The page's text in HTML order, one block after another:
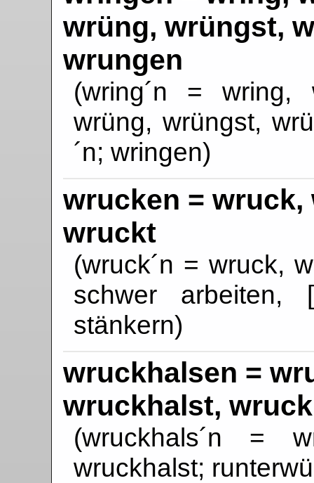
wrüng, wrüngst,
wrungen
(wring´n = wring,
wrüng, wrüngst,
´n; wringen)
wrucken =
wruckt
(wruck´n = wruck,
schwer arbeiten,
stänkern)
wruckhalsen =
wruckhalst,
(wruckhals´n =
wruckhalst;